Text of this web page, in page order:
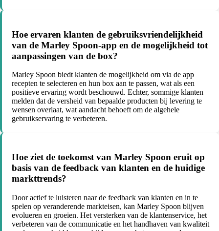
Hoe ervaren klanten de gebruiksvriendelijkheid
van de Marley Spoon-app en de mogelijkheid tot
aanpassingen van de box?
Marley Spoon biedt klanten de mogelijkheid om via de app
recepten te selecteren en hun box aan te passen, wat als een
positieve ervaring wordt beschouwd. Echter, sommige klanten
melden dat de versheid van bepaalde producten bij levering te
wensen overlaat, wat aandacht behoeft om de algehele
gebruikservaring te verbeteren.
Hoe ziet de toekomst van Marley Spoon eruit op
basis van de feedback van klanten en de huidige
markttrends?
Door actief te luisteren naar de feedback van klanten en in te
spelen op veranderende markteisen, kan Marley Spoon blijven
evolueren en groeien. Het versterken van de klantenservice, het
verbeteren van de communicatie en het handhaven van kwaliteit